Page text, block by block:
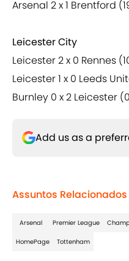
Arsenal 2 x 1 Brentford
Leicester City
Leicester 2 x 0 Rennes
Leicester 1 x 0 Leeds
Burnley 0 x 2 Leicester
Add us as a
Assuntos Relacionados
Arsenal Premier League
HomePage Tottenham